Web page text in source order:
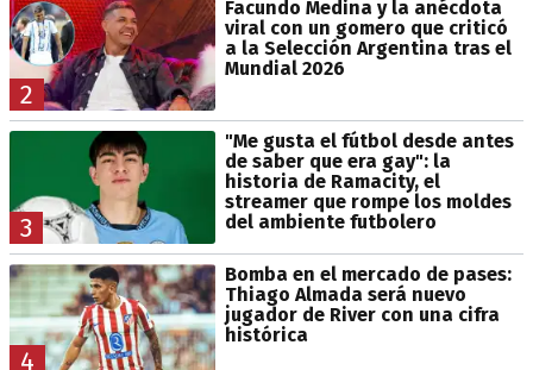
2
Facundo Medina y la anécdota
viral con un gomero que criticó
a la Selección Argentina tras el
Mundial 2026
3
"Me gusta el fútbol desde antes
de saber que era gay": la
historia de Ramacity, el
streamer que rompe los moldes
del ambiente futbolero
4
Bomba en el mercado de pases:
Thiago Almada será nuevo
jugador de River con una cifra
histórica